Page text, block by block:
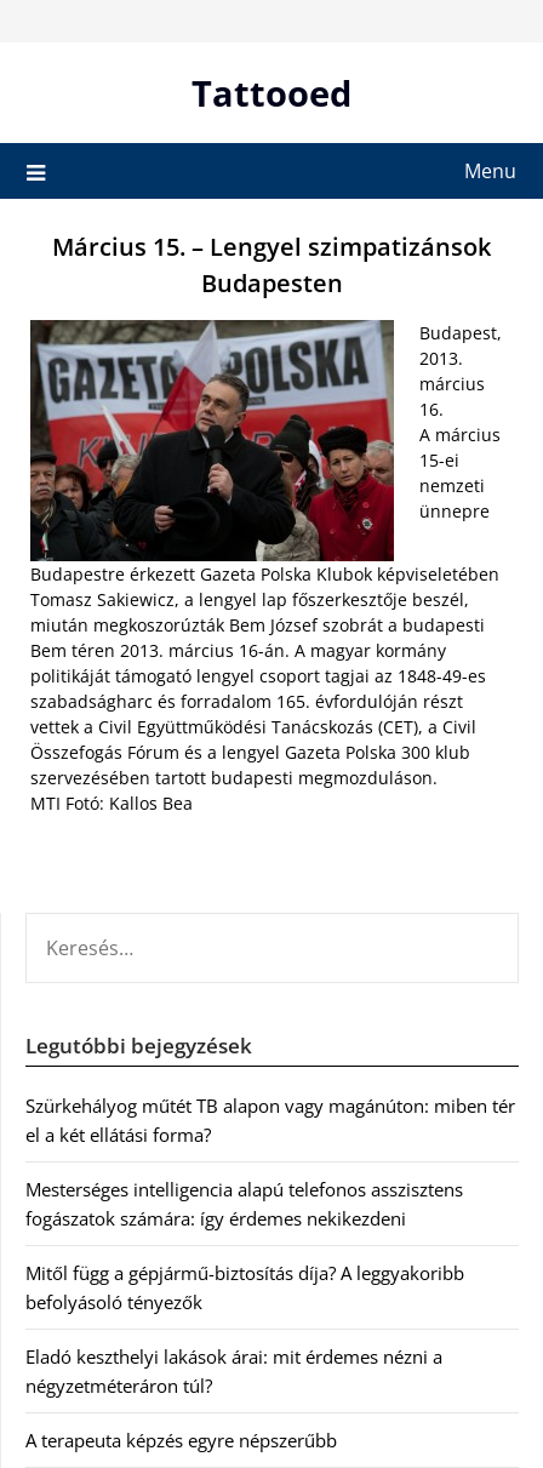
Tattooed
Menu
Március 15. – Lengyel szimpatizánsok
Budapesten
Budapest,
2013.
március
16.
A március
15-ei
nemzeti
ünnepre
Budapestre érkezett Gazeta Polska Klubok képviseletében
Tomasz Sakiewicz, a lengyel lap főszerkesztője beszél,
miután megkoszorúzták Bem József szobrát a budapesti
Bem téren 2013. március 16-án. A magyar kormány
politikáját támogató lengyel csoport tagjai az 1848-49-es
szabadságharc és forradalom 165. évfordulóján részt
vettek a Civil Együttműködési Tanácskozás (CET), a Civil
Összefogás Fórum és a lengyel Gazeta Polska 300 klub
szervezésében tartott budapesti megmozduláson.
MTI Fotó: Kallos Bea
Legutóbbi bejegyzések
Szürkehályog műtét TB alapon vagy magánúton: miben tér
el a két ellátási forma?
Mesterséges intelligencia alapú telefonos asszisztens
fogászatok számára: így érdemes nekikezdeni
Mitől függ a gépjármű-biztosítás díja? A leggyakoribb
befolyásoló tényezők
Eladó keszthelyi lakások árai: mit érdemes nézni a
négyzetméteráron túl?
A terapeuta képzés egyre népszerűbb